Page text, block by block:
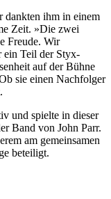
dankten ihm in einem
Zeit. »Die zwei
Freude. Wir
ein Teil der Styx-
auf der Bühne
sie einen Nachfolger
und spielte in dieser
Band von John Parr.
am gemeinsamen
beteiligt.